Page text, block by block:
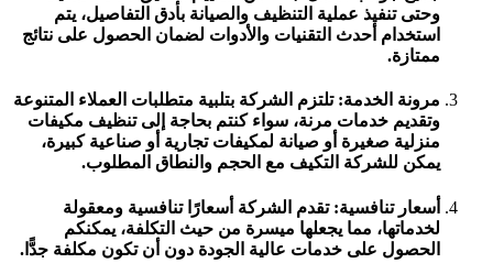
وحتى تنفيذ عملية التنظيف والصيانة بأدق التفاصيل، يتم
استخدام أحدث التقنيات والأدوات لضمان الحصول على نتائج
ممتازة.
مرونة الخدمة: تلتزم الشركة بتلبية متطلبات العملاء المتنوعة
وتقديم خدمات مرنة، سواء كنتم بحاجة إلى تنظيف مكيفات
منزلية صغيرة أو صيانة لمكيفات تجارية أو صناعية كبيرة،
يمكن للشركة التكيف مع الحجم والنطاق المطلوب.
أسعار تنافسية: تقدم الشركة أسعارًا تنافسية ومعقولة
لخدماتها، مما يجعلها ميسرة من حيث التكلفة، يمكنكم
الحصول على خدمات عالية الجودة دون أن تكون مكلفة جدًّا.